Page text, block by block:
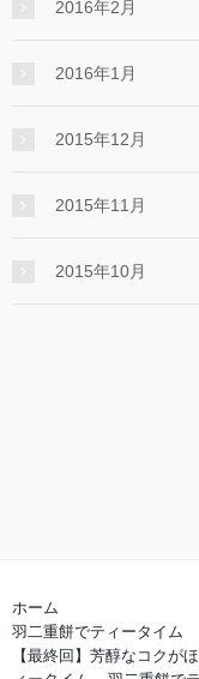
2016年2月
2016年1月
2015年12月
2015年11月
2015年10月
ホーム
羽二重餅でティータイム
【最終回】芳醇なコクが